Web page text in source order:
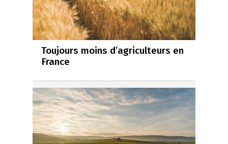
Toujours moins d’agriculteurs en
France